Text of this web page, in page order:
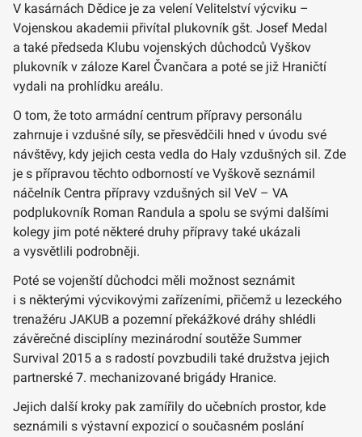
V kasárnách Dědice je za velení Velitelství výcviku –
Vojenskou akademii přivítal plukovník gšt. Josef Medal
a také předseda Klubu vojenských důchodců Vyškov
plukovník v záloze Karel Čvančara a poté se již Hraničtí
vydali na prohlídku areálu.
O tom, že toto armádní centrum přípravy personálu
zahrnuje i vzdušné síly, se přesvědčili hned v úvodu své
návštěvy, kdy jejich cesta vedla do Haly vzdušných sil. Zde
je s přípravou těchto odborností ve Vyškově seznámil
náčelník Centra přípravy vzdušných sil VeV – VA
podplukovník Roman Randula a spolu se svými dalšími
kolegy jim poté některé druhy přípravy také ukázali
a vysvětlili podrobněji.
Poté se vojenští důchodci měli možnost seznámit
i s některými výcvikovými zařízeními, přičemž u lezeckého
trenažéru JAKUB a pozemní překážkové dráhy shlédli
závěrečné disciplíny mezinárodní soutěže Summer
Survival 2015 a s radostí povzbudili také družstva jejich
partnerské 7. mechanizované brigády Hranice.
Jejich další kroky pak zamířily do učebních prostor, kde
seznámili s výstavní expozicí o současném poslání